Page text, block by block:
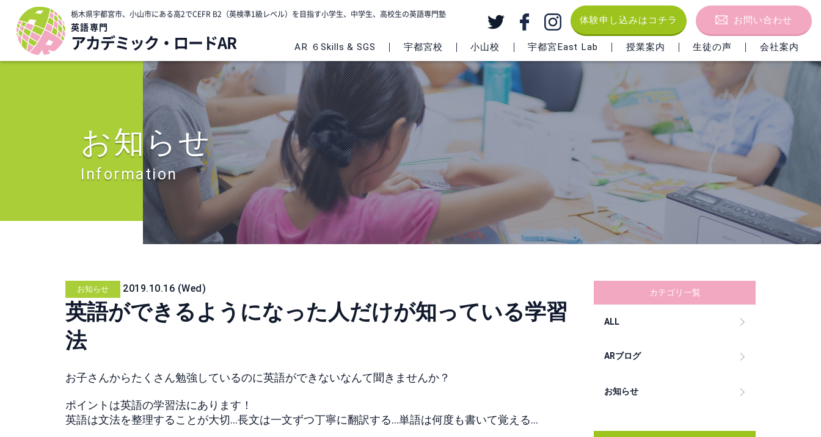
栃木県宇都宮市、小山市にある高2でCEFR B2（英検準1級レベル）を目指す小学生、中学生、高校生の英語専門塾
英語専門
アカデミック・ロードAR AR ６Skills & SGS 宇都宮校 小山校 宇都宮East Lab 授業案内 生徒の声 会社案内
体験申し込みはコチラ お問い合わせ
お知らせ
Information
お知らせ 2019.10.16 (Wed)
英語ができるようになった人だけが知っている学習
法
お子さんからたくさん勉強しているのに英語ができないなんて聞きませんか？
ポイントは英語の学習法にあります！
英語は文法を整理することが大切…長文は一文ずつ丁寧に翻訳する…単語は何度も書いて覚える…
カテゴリ一覧
ALL
ARブログ
お知らせ